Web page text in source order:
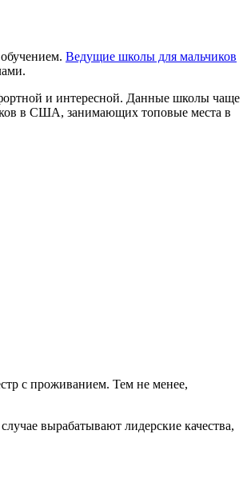
Ведущие школы для мальчиков
и интересной. Данные школы чаще
в США, занимающих топовые места в
с проживанием. Тем не менее,
вырабатывают лидерские качества,